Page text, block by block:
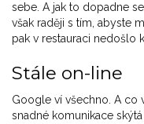
sebe. A jak to dopadne
však raději s tím, abyste
pak v restauraci nedošlo
Stále on-line
Google ví všechno. A co
snadné komunikace